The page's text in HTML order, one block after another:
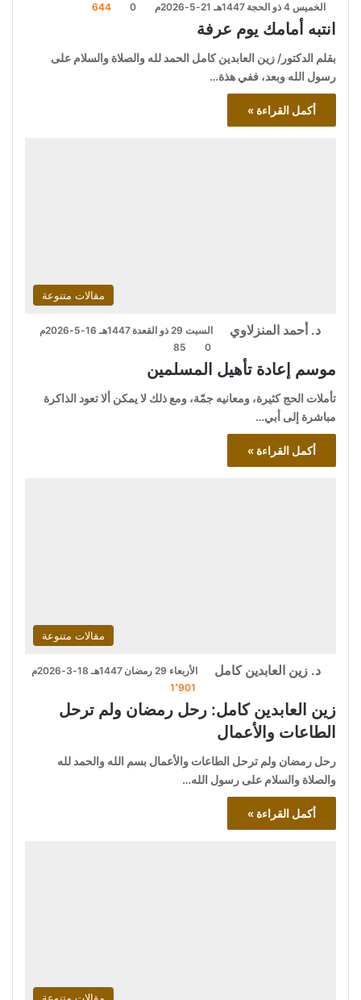
الخميس 4 ذو الحجة 1447هـ 21-5-2026م 0
644
انتبه أمامك يوم عرفة
بقلم الدكتور/ زين العابدين كامل الحمد لله والصلاة والسلام على
رسول الله وبعد، ففي هذة…
أكمل القراءة »
مقالات متنوعة
د. أحمد المنزلاوي
السبت 29 ذو القعدة 1447هـ 16-5-2026م
0
85
موسم إعادة تأهيل المسلمين
تأملات الحج كثيرة، ومعانيه جمّة، ومع ذلك لا يمكن ألا تعود الذاكرة
مباشرة إلى أبي…
أكمل القراءة »
مقالات متنوعة
د. زين العابدين كامل
الأربعاء 29 رمضان 1447هـ 18-3-2026م
1٬901
زين العابدين كامل: رحل رمضان ولم ترحل
الطاعات والأعمال
رحل رمضان ولم ترحل الطاعات والأعمال بسم الله والحمد لله
والصلاة والسلام على رسول الله…
أكمل القراءة »